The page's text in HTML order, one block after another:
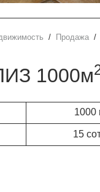
Продажа
1000м
1000
15